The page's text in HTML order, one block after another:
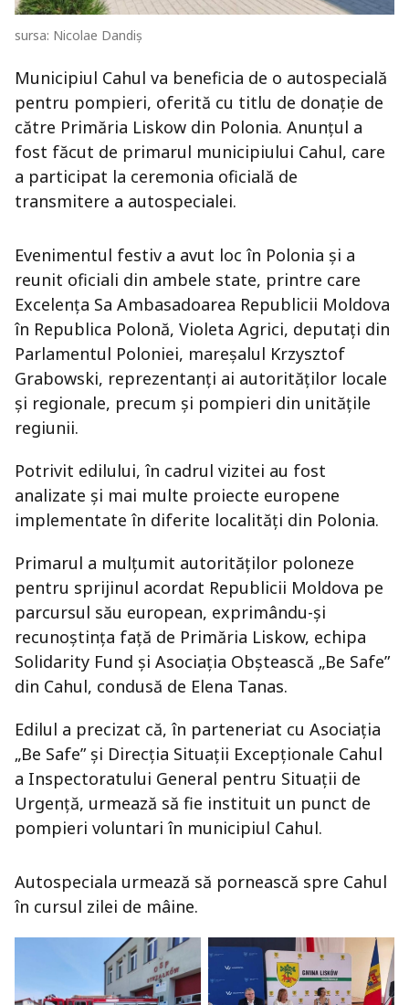
sursa: Nicolae Dandiș
Municipiul Cahul va beneficia de o autospecială
pentru pompieri, oferită cu titlu de donație de
către Primăria Liskow din Polonia. Anunțul a
fost făcut de primarul municipiului Cahul, care
a participat la ceremonia oficială de
transmitere a autospecialei.
Evenimentul festiv a avut loc în Polonia și a
reunit oficiali din ambele state, printre care
Excelența Sa Ambasadoarea Republicii Moldova
în Republica Polonă, Violeta Agrici, deputați din
Parlamentul Poloniei, mareșalul Krzysztof
Grabowski, reprezentanți ai autorităților locale
și regionale, precum și pompieri din unitățile
regiunii.
Potrivit edilului, în cadrul vizitei au fost
analizate și mai multe proiecte europene
implementate în diferite localități din Polonia.
Primarul a mulțumit autorităților poloneze
pentru sprijinul acordat Republicii Moldova pe
parcursul său european, exprimându-și
recunoștința față de Primăria Liskow, echipa
Solidarity Fund și Asociația Obștească „Be Safe”
din Cahul, condusă de Elena Tanas.
Edilul a precizat că, în parteneriat cu Asociația
„Be Safe” și Direcția Situații Excepționale Cahul
a Inspectoratului General pentru Situații de
Urgență, urmează să fie instituit un punct de
pompieri voluntari în municipiul Cahul.
Autospeciala urmează să pornească spre Cahul
în cursul zilei de mâine.